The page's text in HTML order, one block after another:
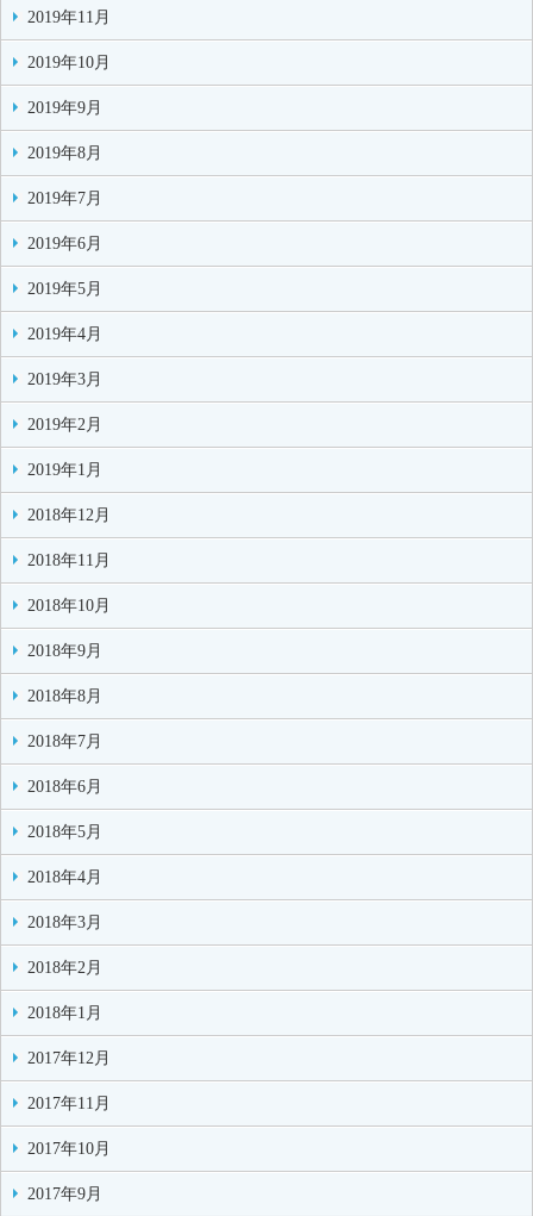
2019年11月
2019年10月
2019年9月
2019年8月
2019年7月
2019年6月
2019年5月
2019年4月
2019年3月
2019年2月
2019年1月
2018年12月
2018年11月
2018年10月
2018年9月
2018年8月
2018年7月
2018年6月
2018年5月
2018年4月
2018年3月
2018年2月
2018年1月
2017年12月
2017年11月
2017年10月
2017年9月